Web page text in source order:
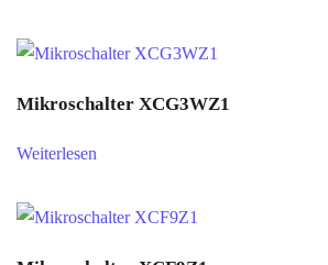
Mikroschalter XCG3WZ1
Weiterlesen